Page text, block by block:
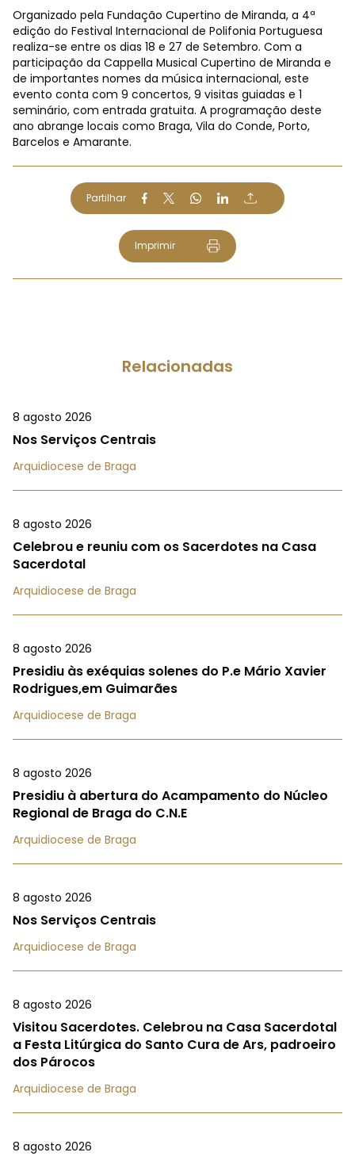
Organizado pela Fundação Cupertino de Miranda, a 4ª
edição do Festival Internacional de Polifonia Portuguesa
realiza-se entre os dias 18 e 27 de Setembro. Com a
participação da Cappella Musical Cupertino de Miranda e
de importantes nomes da música internacional, este
evento conta com 9 concertos, 9 visitas guiadas e 1
seminário, com entrada gratuita. A programação deste
ano abrange locais como Braga, Vila do Conde, Porto,
Barcelos e Amarante.
Partilhar
Imprimir
Relacionadas
8 agosto 2026
Nos Serviços Centrais
Arquidiocese de Braga
8 agosto 2026
Celebrou e reuniu com os Sacerdotes na Casa
Sacerdotal
Arquidiocese de Braga
8 agosto 2026
Presidiu às exéquias solenes do P.e Mário Xavier
Rodrigues,em Guimarães
Arquidiocese de Braga
8 agosto 2026
Presidiu à abertura do Acampamento do Núcleo
Regional de Braga do C.N.E
Arquidiocese de Braga
8 agosto 2026
Nos Serviços Centrais
Arquidiocese de Braga
8 agosto 2026
Visitou Sacerdotes. Celebrou na Casa Sacerdotal
a Festa Litúrgica do Santo Cura de Ars, padroeiro
dos Párocos
Arquidiocese de Braga
8 agosto 2026